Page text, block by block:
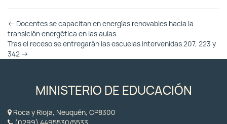
Otras
Entradas
← Docentes se capacitan en energías renovables hacia la
transición energética en las aulas
Tras el receso se entregarán las escuelas intervenidas 207, 223 y
342 →
MINISTERIO DE EDUCACIÓN
Roca y Rioja, Neuquén, CP8300